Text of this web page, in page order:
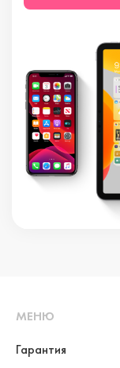
МЕНЮ
Гарантия